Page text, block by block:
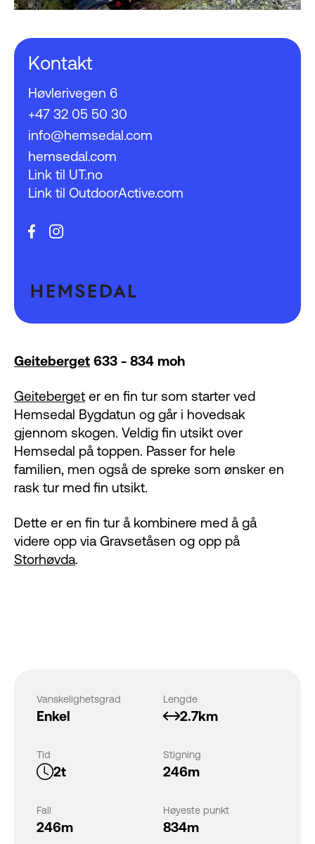
Geiteberget 633 - 834 moh
Geiteberget er en fin tur som starter ved
Hemsedal Bygdatun og går i hovedsak
gjennom skogen. Veldig fin utsikt over
Hemsedal på toppen. Passer for hele
familien, men også de spreke som ønsker en
rask tur med fin utsikt.
Dette er en fin tur å kombinere med å gå
videre opp via Gravsetåsen og opp på
Storhøvda.
Kontakt
Høvlerivegen 6
+47 32 05 50 30
info@hemsedal.com
hemsedal.com
Link til UT.no
Link til OutdoorActive.com
Vanskelighetsgrad
Enkel
Lengde
2.7km
Tid
2t
Stigning
246m
Fall
246m
Høyeste punkt
834m